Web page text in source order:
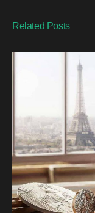
Related Posts